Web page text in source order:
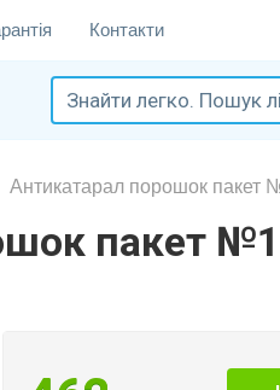
Контакти
Антикатарал порошок пакет
пакет